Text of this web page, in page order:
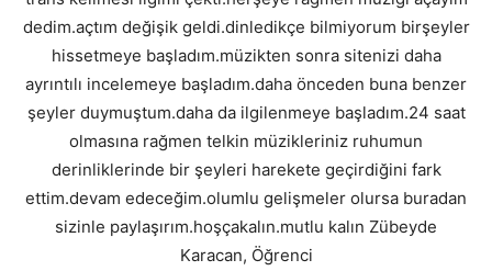
dedim.açtım değişik geldi.dinledikçe bilmiyorum birşeyler
hissetmeye başladım.müzikten sonra sitenizi daha
ayrıntılı incelemeye başladım.daha önceden buna benzer
şeyler duymuştum.daha da ilgilenmeye başladım.24 saat
olmasına rağmen telkin müzikleriniz ruhumun
derinliklerinde bir şeyleri harekete geçirdiğini fark
ettim.devam edeceğim.olumlu gelişmeler olursa buradan
sizinle paylaşırım.hoşçakalın.mutlu kalın Zübeyde
Karacan, Öğrenci